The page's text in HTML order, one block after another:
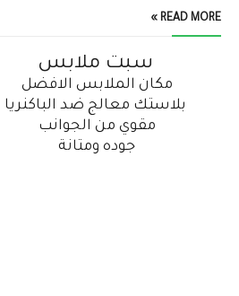
READ MORE »
سبت ملابس
مكان الملابس الافضل
بلاستك معالج ضد الباكنريا
مقوي من الجوانب
جوده ومتانة